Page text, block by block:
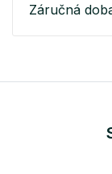
Záručná